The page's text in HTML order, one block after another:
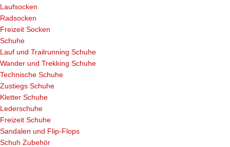
Laufsocken
Radsocken
Freizeit Socken
Schuhe
Lauf und Trailrunning Schuhe
Wander und Trekking Schuhe
Technische Schuhe
Zustiegs Schuhe
Kletter Schuhe
Lederschuhe
Freizeit Schuhe
Sandalen und Flip-Flops
Schuh Zubehör